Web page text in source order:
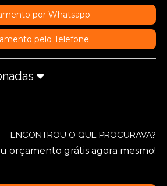
por Whatsapp
pelo Telefone
ENCONTROU O QUE PROCURAVA?
orçamento grátis agora mesmo!